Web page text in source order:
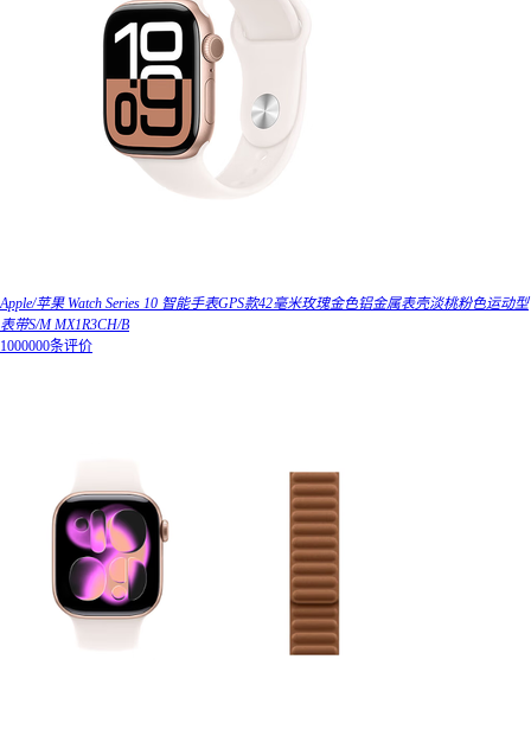
Apple/苹果 Watch Series 10 智能手表GPS款42毫米玫瑰金色铝金属表壳淡桃粉色运动型
表带S/M MX1R3CH/B
1000000条评价